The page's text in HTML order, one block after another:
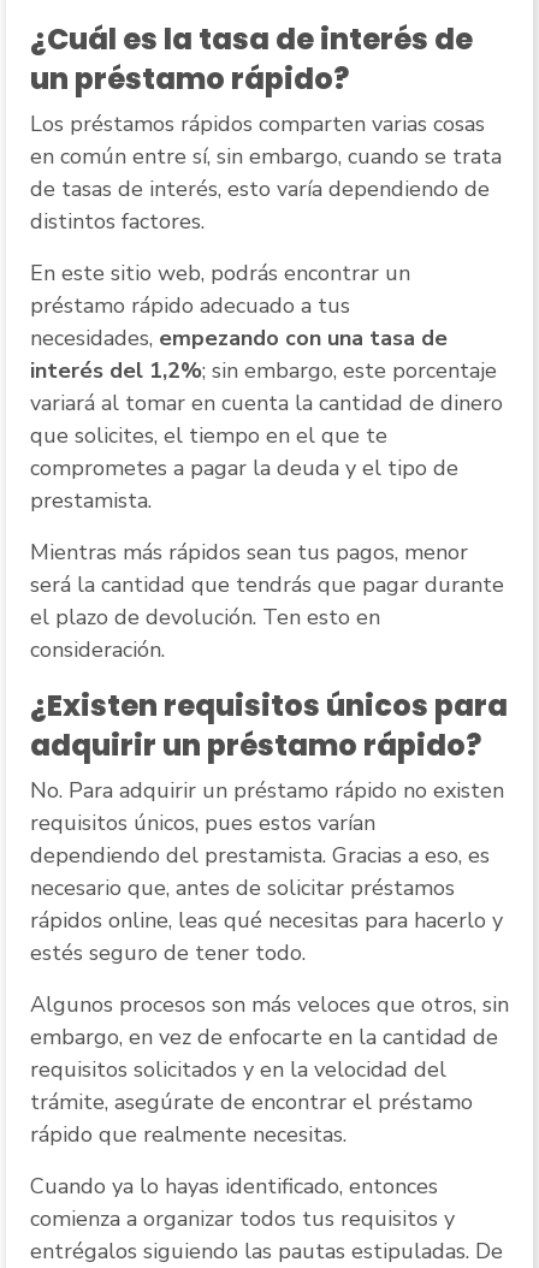
¿Cuál es la tasa de interés de
un préstamo rápido?
Los préstamos rápidos comparten varias cosas
en común entre sí, sin embargo, cuando se trata
de tasas de interés, esto varía dependiendo de
distintos factores.
En este sitio web, podrás encontrar un
préstamo rápido adecuado a tus
necesidades, empezando con una tasa de
interés del 1,2%; sin embargo, este porcentaje
variará al tomar en cuenta la cantidad de dinero
que solicites, el tiempo en el que te
comprometes a pagar la deuda y el tipo de
prestamista.
Mientras más rápidos sean tus pagos, menor
será la cantidad que tendrás que pagar durante
el plazo de devolución. Ten esto en
consideración.
¿Existen requisitos únicos para
adquirir un préstamo rápido?
No. Para adquirir un préstamo rápido no existen
requisitos únicos, pues estos varían
dependiendo del prestamista. Gracias a eso, es
necesario que, antes de solicitar préstamos
rápidos online, leas qué necesitas para hacerlo y
estés seguro de tener todo.
Algunos procesos son más veloces que otros, sin
embargo, en vez de enfocarte en la cantidad de
requisitos solicitados y en la velocidad del
trámite, asegúrate de encontrar el préstamo
rápido que realmente necesitas.
Cuando ya lo hayas identificado, entonces
comienza a organizar todos tus requisitos y
entrégalos siguiendo las pautas estipuladas. De